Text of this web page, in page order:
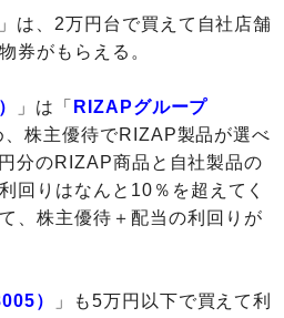
」は、2万円台で買えて自社店舗
券がもらえる。
」は「 RIZAPグループ
、株主優待でRIZAP製品が選べ
分のRIZAP商品と自社製品の
回りはなんと10％を超えてく
、株主優待＋配当の利回りが
）
」も5万円以下で買えて利